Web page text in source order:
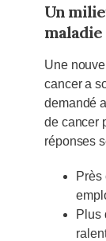
Un
maladie
Une
cancer a
demandé
de cancer
réponses
Près
Plus